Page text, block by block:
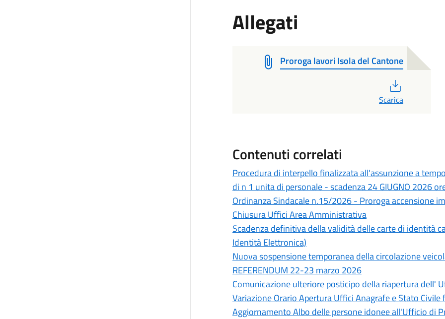
Allegati
Proroga lavori Isola del Cantone
Scarica
Contenuti correlati
Procedura di interpello finalizzata all'assunzione a
di n 1 unita di personale - scadenza 24 GIUGNO 2026
Ordinanza Sindacale n.15/2026 - Proroga accensione
Chiusura Uffici Area Amministrativa
Scadenza definitiva della validità delle carte di identità
Identità Elettronica)
Nuova sospensione temporanea della circolazione
REFERENDUM 22-23 marzo 2026
Comunicazione ulteriore posticipo della riapertura dell'
Variazione Orario Apertura Uffici Anagrafe e Stato
Aggiornamento Albo delle persone idonee all'Ufficio di